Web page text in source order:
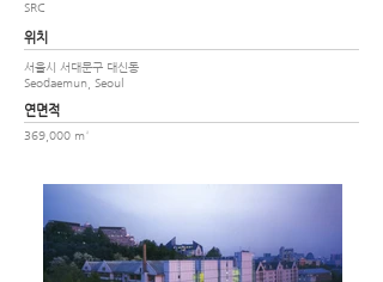
SRC
위치
서울시 서대문구 대신동
Seodaemun, Seoul
​연면적
369,000 m²